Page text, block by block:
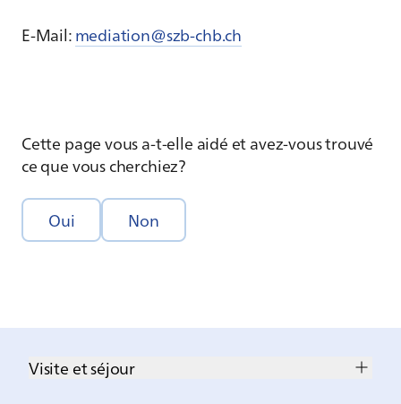
E-Mail: mediation@szb-chb.ch
Cette page vous a-t-elle aidé et avez-vous trouvé
ce que vous cherchiez?
Oui Non
Visite et séjour